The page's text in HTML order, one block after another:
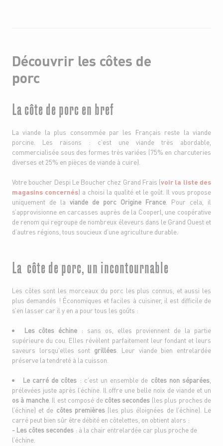
Découvrir les côtes de
porc
La côte de porc en bref
La viande la plus consommée par les Français reste la viande
porcine. Les raisons : c’est une viande très abordable,
commercialisée sous des formes très variées (75% en charcuteries
diverses et 25% en pièces de viande à cuire).
Votre boucher Despi Le Boucher chez Grand Frais (voir la liste des
magasins concernés) a choisi la qualité et le goût. Il vous propose
uniquement de la viande de porc Origine France . Pour cela, il
s’approvisionne en carcasses auprès de la Cooperl, une coopérative
de renom qui regroupe de nombreux éleveurs dans le Grand Ouest et
d’autres régions, tous soucieux d’une agriculture durable.
La côte de porc, un incontournable
Les côtes sont les morceaux du porc les plus connus, et aussi les
plus demandés ! Économiques et faciles à cuisiner, il est difficile de
s’en lasser car il y en a pour tous les goûts :
Les côtes échine : sans os, elles proviennent de la partie
supérieure du cou. Elles révèlent parfaitement leur fondant et leurs
saveurs lorsqu’elles sont grillées. Leur viande bien entrelardée
préserve la tendreté à la cuisson.
Le carré de côtes : c’est un ensemble de côtes non séparées
prélevées juste après l’échine. Il offre une belle noix de viande et un
os à manche. Il est composé de côtes secondes (les plus proches de
l’échine) et de côtes premières(les plus éloignées de l’échine). Le
carré peut bien sûr être débité en côtelettes, on obtient alors :
- Les côtes secondes : à la chair entrelardée car plus proche de
l’échine.